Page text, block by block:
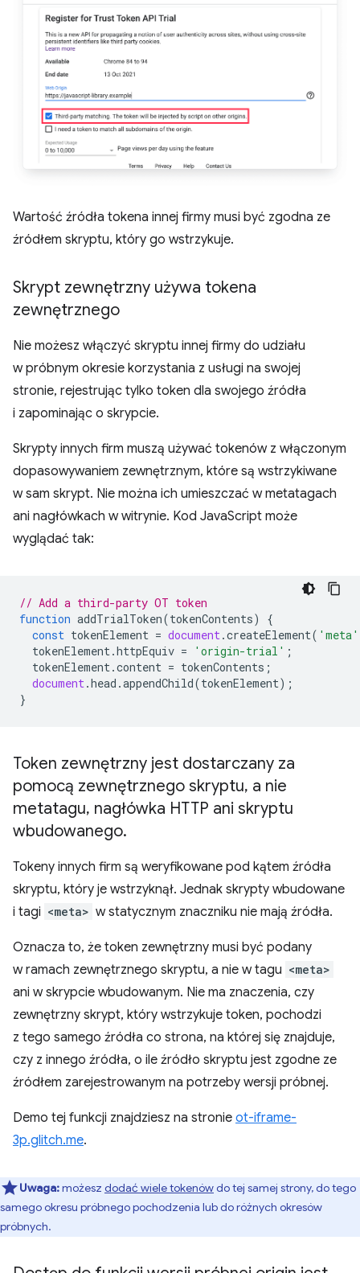
Wartość źródła tokena innej firmy musi być zgodna ze
źródłem skryptu, który go wstrzykuje.
Skrypt zewnętrzny używa tokena
zewnętrznego
Nie możesz włączyć skryptu innej firmy do udziału
w próbnym okresie korzystania z usługi na swojej
stronie, rejestrując tylko token dla swojego źródła
i zapominając o skrypcie.
Skrypty innych firm muszą używać tokenów z włączonym
dopasowywaniem zewnętrznym, które są wstrzykiwane
w sam skrypt. Nie można ich umieszczać w metatagach
ani nagłówkach w witrynie. Kod JavaScript może
wyglądać tak:
// Add a third-party OT token
function addTrialToken(tokenContents)
{
const tokenElement = document.createElement( 'meta'
tokenElement.httpEquiv = 'origin-trial' ;
tokenElement.content = tokenContents ;
document.head .appendChild(tokenElement);
}
Token zewnętrzny jest dostarczany za
pomocą zewnętrznego skryptu, a nie
metatagu, nagłówka HTTP ani skryptu
wbudowanego.
Tokeny innych firm są weryfikowane pod kątem źródła
skryptu, który je wstrzyknął. Jednak skrypty wbudowane
i tagi <meta> w statycznym znaczniku nie mają źródła.
Oznacza to, że token zewnętrzny musi być podany
w ramach zewnętrznego skryptu, a nie w tagu <meta>
ani w skrypcie wbudowanym. Nie ma znaczenia, czy
zewnętrzny skrypt, który wstrzykuje token, pochodzi
z tego samego źródła co strona, na której się znajduje,
czy z innego źródła, o ile źródło skryptu jest zgodne ze
źródłem zarejestrowanym na potrzeby wersji próbnej.
Demo tej funkcji znajdziesz na stronie ot-iframe-
3p.glitch.me.
Uwaga:możesz dodać wiele tokenówdo tej samej strony, do tego
samego okresu próbnego pochodzenia lub do różnych okresów
próbnych.